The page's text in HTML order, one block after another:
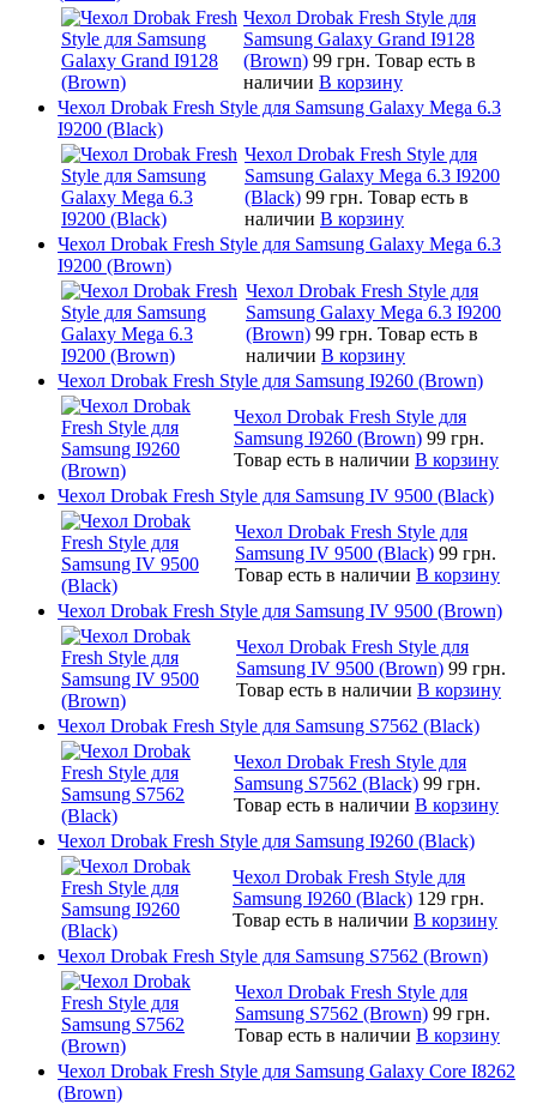
Чехол Drobak Fresh Style для
Samsung Galaxy Grand I9128
(Brown) 99 грн. Товар есть в
наличии В корзину
Чехол Drobak Fresh Style для Samsung Galaxy Mega 6.3
I9200 (Black)
Чехол Drobak Fresh Style для
Samsung Galaxy Mega 6.3 I9200
(Black) 99 грн. Товар есть в
наличии В корзину
Чехол Drobak Fresh Style для Samsung Galaxy Mega 6.3
I9200 (Brown)
Чехол Drobak Fresh Style для
Samsung Galaxy Mega 6.3 I9200
(Brown) 99 грн. Товар есть в
наличии В корзину
Чехол Drobak Fresh Style для Samsung I9260 (Brown)
Чехол Drobak Fresh Style для
Samsung I9260 (Brown) 99 грн.
Товар есть в наличии В корзину
Чехол Drobak Fresh Style для Samsung IV 9500 (Black)
Чехол Drobak Fresh Style для
Samsung IV 9500 (Black) 99 грн.
Товар есть в наличии В корзину
Чехол Drobak Fresh Style для Samsung IV 9500 (Brown)
Чехол Drobak Fresh Style для
Samsung IV 9500 (Brown) 99 грн.
Товар есть в наличии В корзину
Чехол Drobak Fresh Style для Samsung S7562 (Black)
Чехол Drobak Fresh Style для
Samsung S7562 (Black) 99 грн.
Товар есть в наличии В корзину
Чехол Drobak Fresh Style для Samsung I9260 (Black)
Чехол Drobak Fresh Style для
Samsung I9260 (Black) 129 грн.
Товар есть в наличии В корзину
Чехол Drobak Fresh Style для Samsung S7562 (Brown)
Чехол Drobak Fresh Style для
Samsung S7562 (Brown) 99 грн.
Товар есть в наличии В корзину
Чехол Drobak Fresh Style для Samsung Galaxy Core I8262
(Brown)